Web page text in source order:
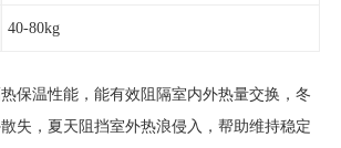
40-80kg
保温性能，能有效阻隔室内外热量交换，冬
失，夏天阻挡室外热浪侵入，帮助维持稳定